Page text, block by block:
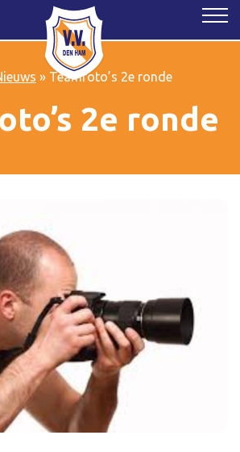
» Teamfoto’s 2e ronde
2e ronde